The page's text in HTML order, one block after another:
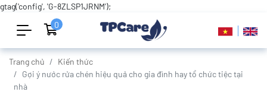
gtag('config', 'G-8ZLSP1JRNM');
0
Trang chủ
Kiến thức
Gợi ý nước rửa chén hiệu quả cho gia đình hay tổ chức tiệc tại
nhà